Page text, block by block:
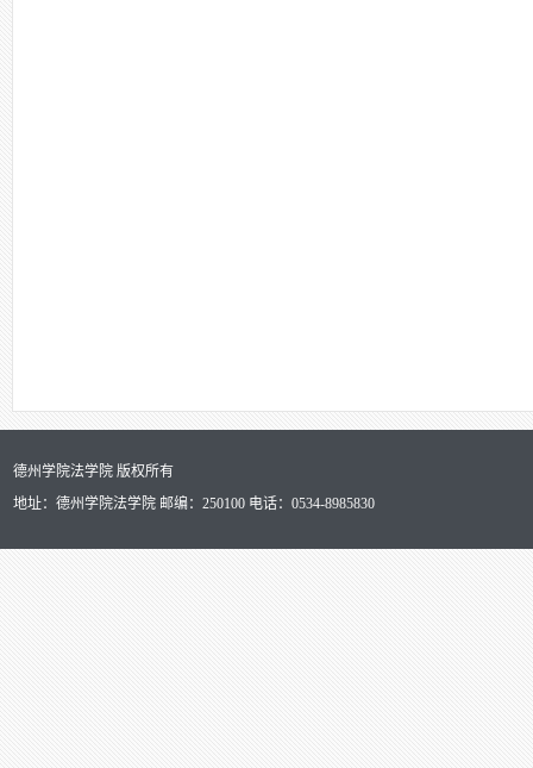
德州学院法学院 版权所有
地址：德州学院法学院 邮编：250100 电话：0534-8985830